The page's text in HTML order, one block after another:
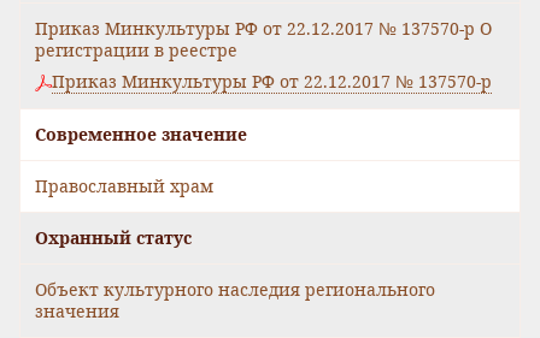
Приказ Минкультуры РФ от 22.12.2017 № 137570-р О
регистрации в реестре
Приказ Минкультуры РФ от 22.12.2017 № 137570-р
Современное значение
Православный храм
Охранный статус
Объект культурного наследия регионального
значения